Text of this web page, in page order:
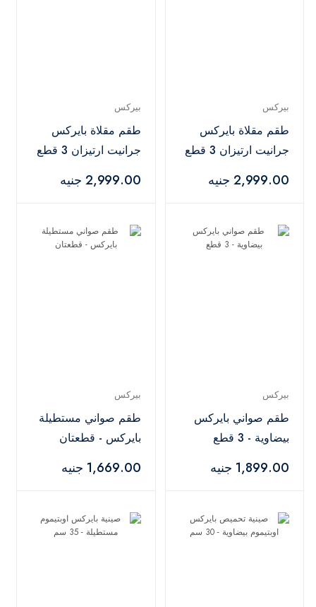
بيركس
طقم مقلاة بايركس
جرانيت ارتيزان 3 قطع
2,999.00 جنيه
بيركس
طقم مقلاة بايركس
جرانيت ارتيزان 3 قطع
2,999.00 جنيه
بيركس
طقم صواني بايركس
بيضاوية - 3 قطع
1,899.00 جنيه
بيركس
طقم صواني مستطيلة
بايركس - قطعتان
1,669.00 جنيه